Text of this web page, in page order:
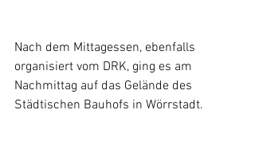
Nach dem Mittagessen, ebenfalls
organisiert vom DRK, ging es am
Nachmittag auf das Gelände des
Städtischen Bauhofs in Wörrstadt.